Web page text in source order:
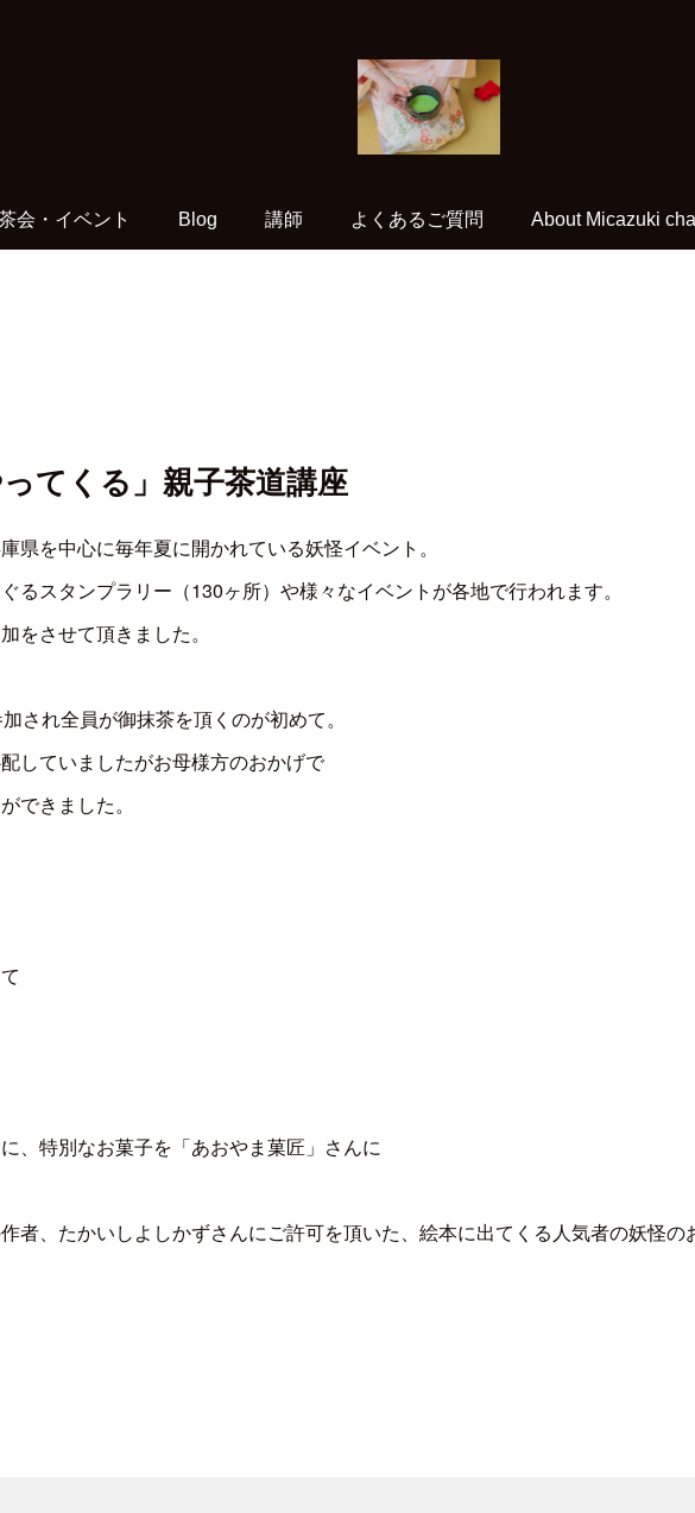
会・イベント Blog 講師 よくあるご質問 About Micazuki
てくる」親子茶道講座
県を中心に毎年夏に開かれている妖怪イベント。
るスタンプラリー（130ヶ所）や様々なイベントが各地で行われます。
をさせて頂きました。
され全員が御抹茶を頂くのが初めて。
していましたがお母様方のおかげで
できました。
、特別なお菓子を「あおやま菓匠」さんに
者、たかいしよしかずさんにご許可を頂いた、絵本に出てくる人気者の妖怪の